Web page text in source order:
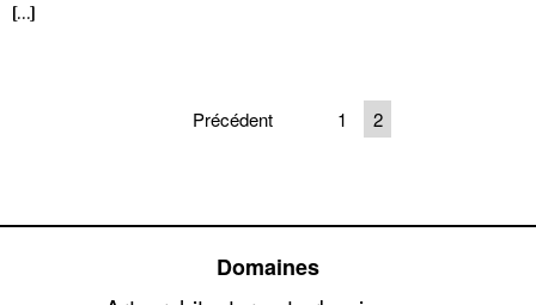
[…]
Précédent 1 2
Domaines